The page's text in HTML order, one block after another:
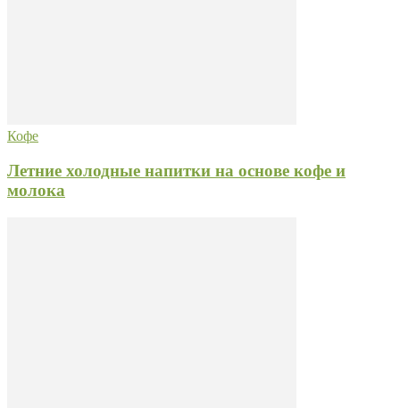
Кофе
Летние холодные напитки на основе кофе и
молока